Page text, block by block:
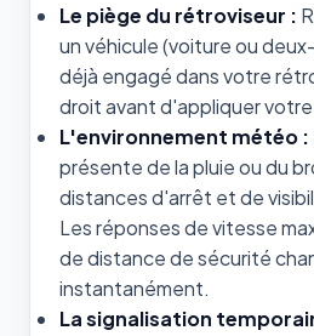
Le piège du rétroviseur :
un véhicule (voiture ou
déjà engagé dans votre
droit avant d'appliquer
L'environnement météo :
présente de la pluie ou du
distances d'arrêt et de
Les réponses de vitesse
de distance de sécurité
instantanément.
La signalisation